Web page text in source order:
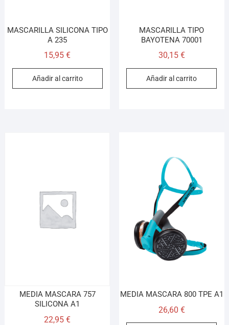
MASCARILLA SILICONA TIPO
A 235
15,95€
Añadir al carrito
MASCARILLA TIPO
BAYOTENA 70001
30,15 €
Añadir al carrito
MEDIA MASCARA 757
SILICONA A1
22,95€
MEDIA MASCARA 800 TPE A1
26,60 €